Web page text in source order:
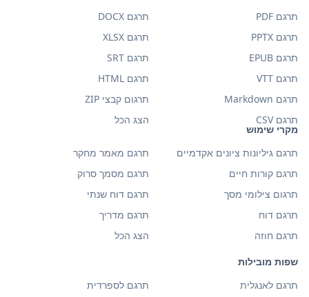
מקרי שימוש
תרגם גיליונות ציונים אקדמיים
תרגם מאמר מחקר
תרגם קורות חיים
תרגם מסמך סרוק
תרגום צילומי מסך
תרגם דוח שנתי
תרגם דוח
תרגם מדריך
תרגם חוזה
הצג הכל
שפות מובילות
תרגם לאנגלית
תרגם לספרדית
תרגם PDF
תרגם DOCX
תרגם PPTX
תרגם XLSX
תרגם EPUB
תרגם SRT
תרגם VTT
תרגם HTML
תרגם Markdown
תרגום קבצי ZIP
תרגם CSV
הצג הכל